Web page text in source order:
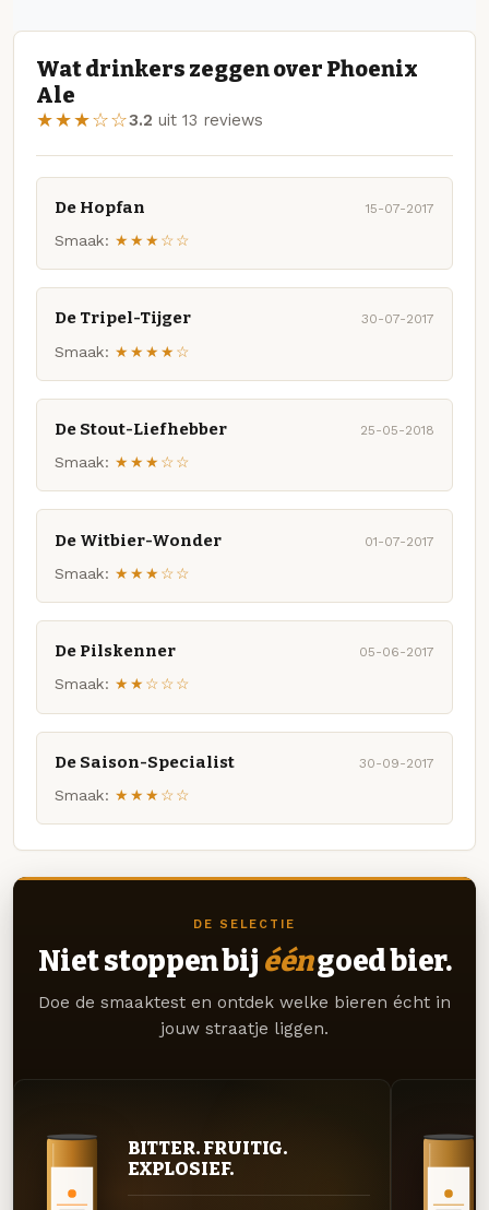
Wat drinkers zeggen over Phoenix
Ale
★★★☆☆3.2 uit 13 reviews
De Hopfan 15-07-2017
Smaak: ★★★☆☆
De Tripel-Tijger 30-07-2017
Smaak: ★★★★☆
De Stout-Liefhebber 25-05-2018
Smaak: ★★★☆☆
De Witbier-Wonder 01-07-2017
Smaak: ★★★☆☆
De Pilskenner 05-06-2017
Smaak: ★★☆☆☆
De Saison-Specialist 30-09-2017
Smaak: ★★★☆☆
DE SELECTIE
Niet stoppen bij ééngoed bier.
Doe de smaaktest en ontdek welke bieren écht in
jouw straatje liggen.
BITTER. FRUITIG.
EXPLOSIEF.